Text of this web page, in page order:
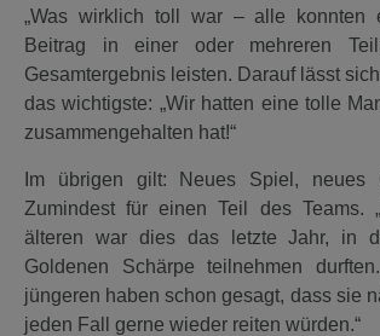
„Was wirklich toll war – alle konnten
Beitrag in einer oder mehreren
Gesamtergebnis leisten. Darauf lässt
das wichtigste: „Wir hatten eine tolle
zusammengehalten hat!“
Im übrigen gilt: Neues Spiel, neues
Zumindest für einen Teil des Teams.
älteren war dies das letzte Jahr, in
Goldenen Schärpe teilnehmen
jüngeren haben schon gesagt, dass sie
jeden Fall gerne wieder reiten würden.“